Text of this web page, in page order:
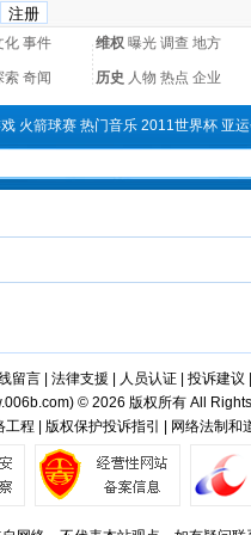
化 事件 维权 曝光 调查 地方
索 奇闻 历史 人物 热点 企业
火箭球赛 热门音乐 2011世界杯 亚
留言| 法律支援 人员认证| 投诉建议
) © 2026 版权所有 All
工程 | 版权保护投诉指引 | 网络法制和